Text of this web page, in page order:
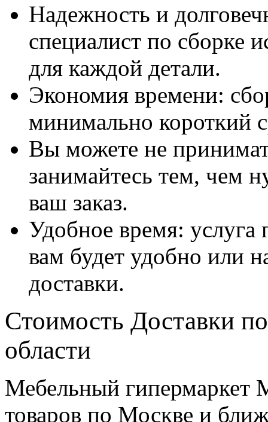
Надежность и
специалист по сборке
для каждой детали.
Экономия времени:
минимально короткий
Вы можете не
занимайтесь тем, чем
ваш заказ.
Удобное время: услуга
вам будет удобно или
доставки.
Стоимость Доставки
области
Мебельный гипермаркет
товаров по Москве и